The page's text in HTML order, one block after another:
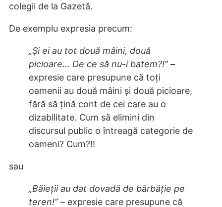
colegii de la Gazetă.
De exemplu expresia precum:
„Și ei au tot două mâini, două
picioare… De ce să nu-i batem?!”–
expresie care presupune că toți
oamenii au două mâini și două picioare,
fără să țină cont de cei care au o
dizabilitate. Cum să elimini din
discursul public o întreagă categorie de
oameni? Cum?!!
sau
„Băieții au dat dovadă de bărbăție pe
teren!”– expresie care presupune că